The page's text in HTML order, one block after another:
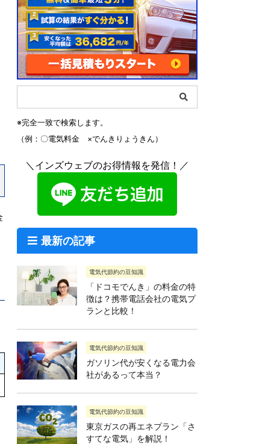
※完全一致で検索します。
（例：〇電気料金 ×でんきりょうきん）
＼インズウェブのお得情報を発信！／
最新の記事
電気代節約の豆知識
「ドコモでんき」の料金の特
徴は？携帯電話会社の電気プ
ランと比較！
電気代節約の豆知識
ガソリン代が安くなる電力会
社があるって本当？
電気代節約の豆知識
東京ガスの再エネプラン「さ
すてな電気」を解説！